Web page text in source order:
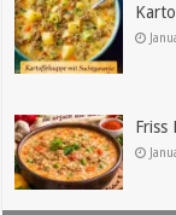
Friss